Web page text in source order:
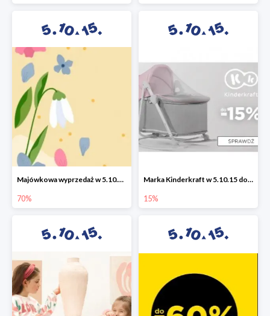
Majówkowa wyprzedaż w 5.10.15 do -70%
70%
Marka Kinderkraft w 5.10.15 do -15%
15%